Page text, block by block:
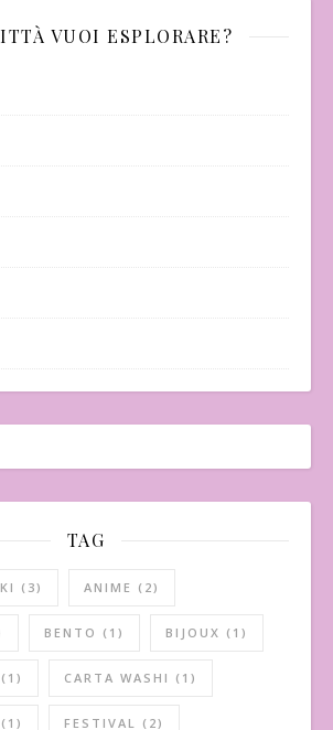
VUOI ESPLORARE?
TAG
(3) ANIME (2)
BENTO (1) BIJOUX (1)
(1) CARTA WASHI (1)
(1) FESTIVAL (2)